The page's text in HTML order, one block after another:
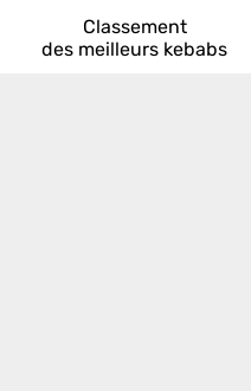
Classement
des meilleurs kebabs